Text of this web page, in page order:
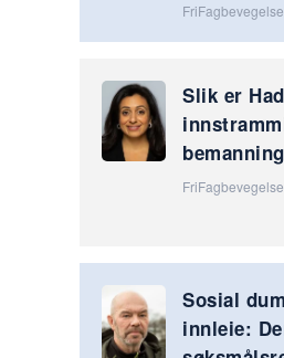
Slik er
Sosial
innleie: